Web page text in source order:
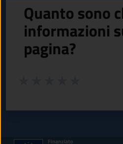
Quanto sono
informazioni
pagina?